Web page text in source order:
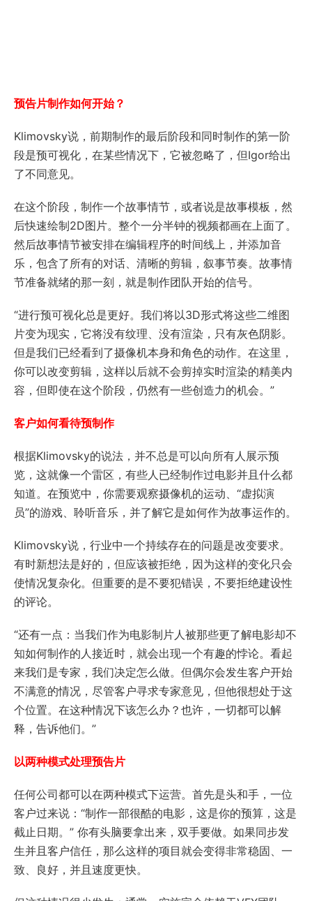
预告片制作如何开始？
Klimovsky说，前期制作的最后阶段和同时制作的第一阶
段是预可视化，在某些情况下，它被忽略了，但Igor给出
了不同意见。
在这个阶段，制作一个故事情节，或者说是故事模板，然
后快速绘制2D图片。整个一分半钟的视频都画在上面了。
然后故事情节被安排在编辑程序的时间线上，并添加音
乐，包含了所有的对话、清晰的剪辑，叙事节奏。故事情
节准备就绪的那一刻，就是制作团队开始的信号。
“进行预可视化总是更好。我们将以3D形式将这些二维图
片变为现实，它将没有纹理、没有渲染，只有灰色阴影。
但是我们已经看到了摄像机本身和角色的动作。在这里，
你可以改变剪辑，这样以后就不会剪掉实时渲染的精美内
容，但即使在这个阶段，仍然有一些创造力的机会。”
客户如何看待预制作
根据Klimovsky的说法，并不总是可以向所有人展示预
览，这就像一个雷区，有些人已经制作过电影并且什么都
知道。在预览中，你需要观察摄像机的运动、“虚拟演
员”的游戏、聆听音乐，并了解它是如何作为故事运作的。
Klimovsky说，行业中一个持续存在的问题是改变要求。
有时新想法是好的，但应该被拒绝，因为这样的变化只会
使情况复杂化。但重要的是不要犯错误，不要拒绝建设性
的评论。
“还有一点：当我们作为电影制片人被那些更了解电影却不
知如何制作的人接近时，就会出现一个有趣的悖论。看起
来我们是专家，我们决定怎么做。但偶尔会发生客户开始
不满意的情况，尽管客户寻求专家意见，但他很想处于这
个位置。在这种情况下该怎么办？也许，一切都可以解
释，告诉他们。”
以两种模式处理预告片
任何公司都可以在两种模式下运营。首先是头和手，一位
客户过来说：“制作一部很酷的电影，这是你的预算，这是
截止日期。” 你有头脑要拿出来，双手要做。如果同步发
生并且客户信任，那么这样的项目就会变得非常稳固、一
致、良好，并且速度更快。